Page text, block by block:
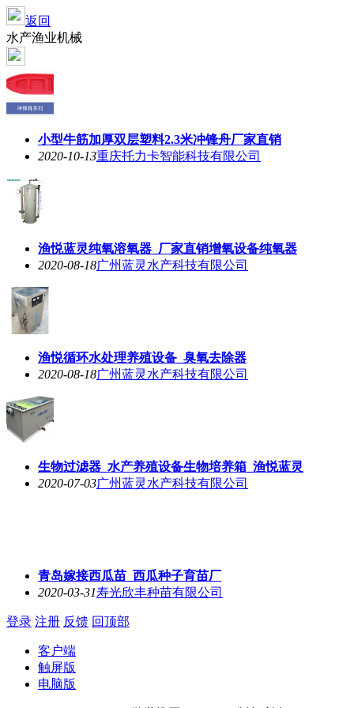
返回
水产渔业机械
小型牛筋加厚双层塑料2.3米冲锋舟厂家直销
2020-10-13重庆托力卡智能科技有限公司
渔悦蓝灵纯氧溶氧器_厂家直销增氧设备纯氧器
2020-08-18广州蓝灵水产科技有限公司
渔悦循环水处理养殖设备_臭氧去除器
2020-08-18广州蓝灵水产科技有限公司
生物过滤器_水产养殖设备生物培养箱_渔悦蓝灵
2020-07-03广州蓝灵水产科技有限公司
青岛嫁接西瓜苗_西瓜种子育苗厂
2020-03-31寿光欣丰种苗有限公司
登录 注册 反馈 回顶部
客户端
触屏版
电脑版